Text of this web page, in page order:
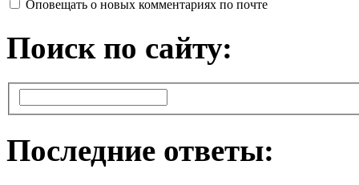
Оповещать о новых комментариях по почте
Поиск по сайту:
Последние ответы: